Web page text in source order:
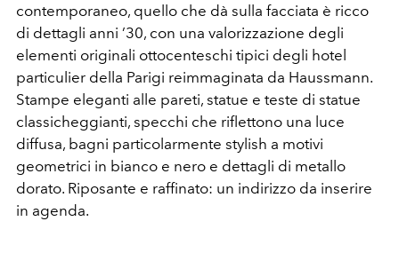
contemporaneo, quello che dà sulla facciata è ricco
di dettagli anni ’30, con una valorizzazione degli
elementi originali ottocenteschi tipici degli hotel
particulier della Parigi reimmaginata da Haussmann.
Stampe eleganti alle pareti, statue e teste di statue
classicheggianti, specchi che riflettono una luce
diffusa, bagni particolarmente stylish a motivi
geometrici in bianco e nero e dettagli di metallo
dorato. Riposante e raffinato: un indirizzo da inserire
in agenda.